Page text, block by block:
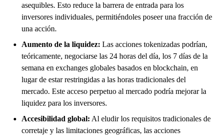
asequibles. Esto reduce la barrera de entrada para los
inversores individuales, permitiéndoles poseer una fracción de
una acción.
Aumento de la liquidez: Las acciones tokenizadas podrían,
teóricamente, negociarse las 24 horas del día, los 7 días de la
semana en exchanges globales basados en blockchain, en
lugar de estar restringidas a las horas tradicionales del
mercado. Este acceso perpetuo al mercado podría mejorar la
liquidez para los inversores.
Accesibilidad global: Al eludir los requisitos tradicionales de
corretaje y las limitaciones geográficas, las acciones